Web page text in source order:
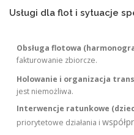
Usługi dla flot i sytuacje
Obsługa flotowa
fakturowanie zbiorcze.
Holowanie i organizacja
jest niemożliwa.
Interwencje ratunkowe
priorytetowe działania i